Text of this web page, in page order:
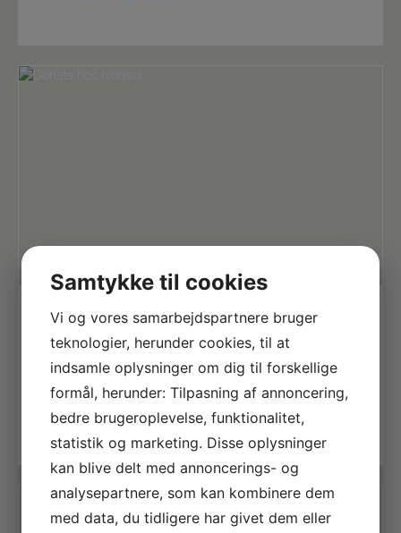
Donats Ronis
HR-koordinator og Projektleder / HR
Coordinator and Project Manager
Glostrup
tlf. +45 2525 9124
doro@norisol.com
Samtykke til cookies
Vi og vores samarbejdspartnere bruger
teknologier, herunder cookies, til at
indsamle oplysninger om dig til forskellige
formål, herunder: Tilpasning af annoncering,
bedre brugeroplevelse, funktionalitet,
statistik og marketing. Disse oplysninger
kan blive delt med annoncerings- og
analysepartnere, som kan kombinere dem
med data, du tidligere har givet dem eller